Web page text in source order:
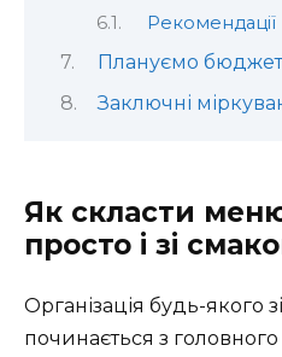
Рекомендації
Плануємо бюджет
Заключні
Як скласти
просто і зі
Організація будь-якого
починається з